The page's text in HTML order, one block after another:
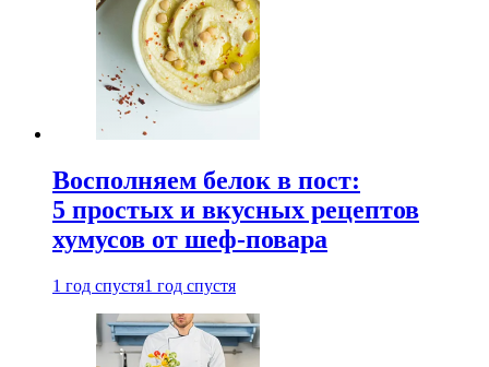
Восполняем белок в пост:
5 простых и вкусных рецептов
хумусов от шеф-повара
1 год спустя1 год спустя